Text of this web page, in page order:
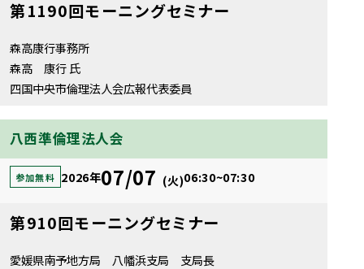
第1190回モーニングセミナー
森高康行事務所
森高 康行 氏
四国中央市倫理法人会広報代表委員
八西準倫理法人会
参加無料 2026年07/07 (火)06:30~07:30
第910回モーニングセミナー
愛媛県南予地方局 八幡浜支局 支局長